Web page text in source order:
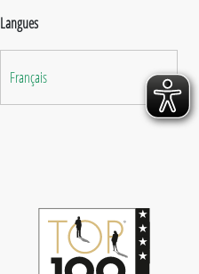
Langues
Français